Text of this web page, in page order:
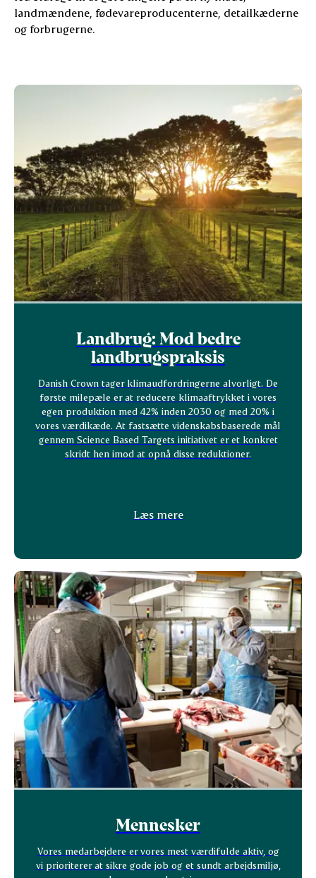
landmændene, fødevareproducenterne, detailkæderne
og forbrugerne.
Landbrug: Mod bedre
landbrugspraksis
Danish Crown tager klimaudfordringerne alvorligt. De
første milepæle er at reducere klimaaftrykket i vores
egen produktion med 42% inden 2030 og med 20% i
vores værdikæde. At fastsætte videnskabsbaserede mål
gennem Science Based Targets initiativet er et konkret
skridt hen imod at opnå disse reduktioner.
Læs mere
Mennesker
Vores medarbejdere er vores mest værdifulde aktiv, og
vi prioriterer at sikre gode job og et sundt arbejdsmiljø,